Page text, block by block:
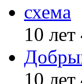
схема
10 лет
10 лет